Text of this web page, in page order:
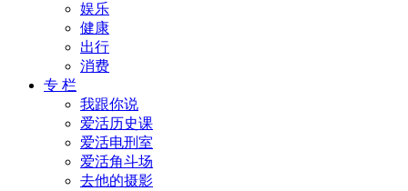
娱乐
健康
出行
消费
专 栏
我跟你说
爱活历史课
爱活电刑室
爱活角斗场
去他的摄影